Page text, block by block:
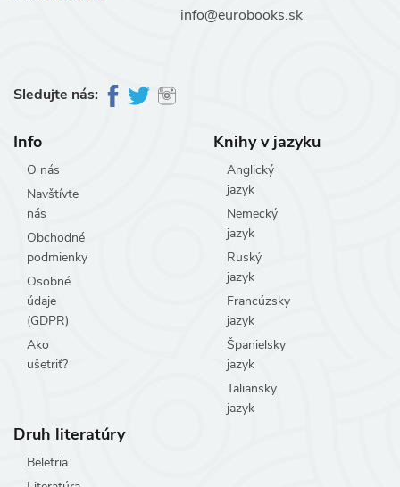
info@eurobooks.sk
Sledujte nás:
Info
O nás
Navštívte
nás
Obchodné
podmienky
Osobné
údaje
(GDPR)
Ako
ušetriť?
Knihy v jazyku
Anglický
jazyk
Nemecký
jazyk
Ruský
jazyk
Francúzsky
jazyk
Španielsky
jazyk
Taliansky
jazyk
Druh literatúry
Beletria